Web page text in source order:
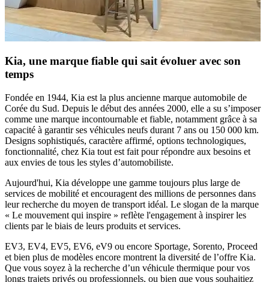
Kia, une marque fiable qui sait évoluer avec son
temps
Fondée en 1944, Kia est la plus ancienne marque automobile de
Corée du Sud. Depuis le début des années 2000, elle a su s’imposer
comme une marque incontournable et fiable, notamment grâce à sa
capacité à garantir ses véhicules neufs durant 7 ans ou 150 000 km.
Designs sophistiqués, caractère affirmé, options technologiques,
fonctionnalité, chez Kia tout est fait pour répondre aux besoins et
aux envies de tous les styles d’automobiliste.
Aujourd'hui, Kia développe une gamme toujours plus large de
services de mobilité et encouragent des millions de personnes dans
leur recherche du moyen de transport idéal. Le slogan de la marque
« Le mouvement qui inspire » reflète l'engagement à inspirer les
clients par le biais de leurs produits et services.
EV3, EV4, EV5, EV6, eV9 ou encore Sportage, Sorento, Proceed
et bien plus de modèles encore montrent la diversité de l’offre Kia.
Que vous soyez à la recherche d’un véhicule thermique pour vos
longs trajets privés ou professionnels, ou bien que vous souhaitiez